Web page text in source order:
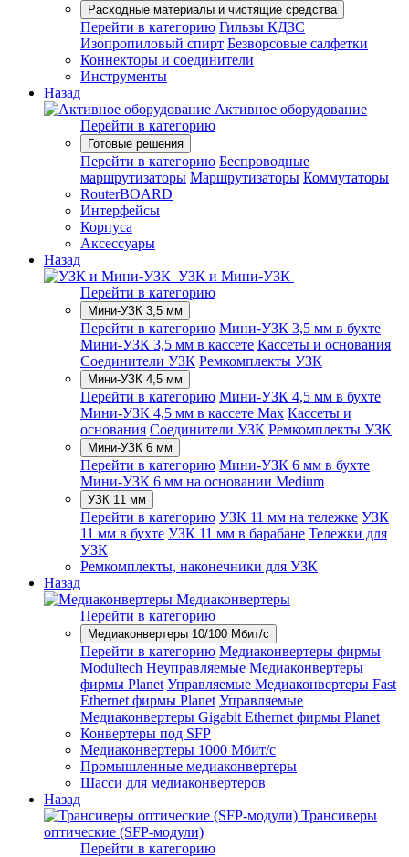
Расходные материалы и чистящие средства
Перейти в категорию Гильзы КДЗС
Изопропиловый спирт Безворсовые салфетки
Коннекторы и соединители
Инструменты
Назад
Активное оборудование
Перейти в категорию
Готовые решения
Перейти в категорию Беспроводные
маршрутизаторы Маршрутизаторы Коммутаторы
RouterBOARD
Интерфейсы
Корпуса
Аксессуары
Назад
УЗК и Мини-УЗК
Перейти в категорию
Мини-УЗК 3,5 мм
Перейти в категорию Мини-УЗК 3,5 мм в бухте
Мини-УЗК 3,5 мм в кассете Кассеты и основания
Соединители УЗК Ремкомплекты УЗК
Мини-УЗК 4,5 мм
Перейти в категорию Мини-УЗК 4,5 мм в бухте
Мини-УЗК 4,5 мм в кассете Max Кассеты и
основания Соединители УЗК Ремкомплекты УЗК
Мини-УЗК 6 мм
Перейти в категорию Мини-УЗК 6 мм в бухте
Мини-УЗК 6 мм на основании Medium
УЗК 11 мм
Перейти в категорию УЗК 11 мм на тележке УЗК
11 мм в бухте УЗК 11 мм в барабане Тележки для
УЗК
Ремкомплекты, наконечники для УЗК
Назад
Медиаконвертеры
Перейти в категорию
Медиаконвертеры 10/100 Мбит/с
Перейти в категорию Медиаконвертеры фирмы
Modultech Неуправляемые Медиаконвертеры
фирмы Planet Управляемые Медиаконвертеры Fast
Ethernet фирмы Planet Управляемые
Медиаконвертеры Gigabit Ethernet фирмы Planet
Конвертеры под SFP
Медиаконвертеры 1000 Мбит/с
Промышленные медиаконвертеры
Шасси для медиаконвертеров
Назад
Трансиверы
оптические (SFP-модули)
Перейти в категорию